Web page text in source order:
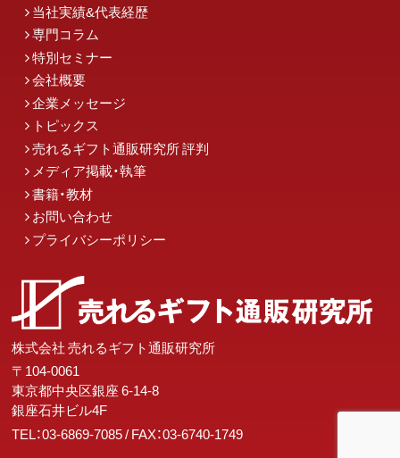
当社実績&代表経歴
専門コラム
特別セミナー
会社概要
企業メッセージ
トピックス
売れるギフト通販研究所 評判
メディア掲載・執筆
書籍・教材
お問い合わせ
プライバシーポリシー
株式会社 売れるギフト通販研究所
〒104-0061
東京都中央区銀座 6-14-8
銀座石井ビル4F
TEL：03-6869-7085/ FAX：03-6740-1749